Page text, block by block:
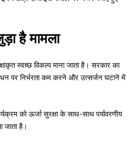
है मामला
स्वच्छ विकल्प माना जाता है। सरकार का
पर निर्भरता कम करने और उत्सर्जन घटाने में
को ऊर्जा सुरक्षा के साथ-साथ पर्यावरणीय
जाता है।